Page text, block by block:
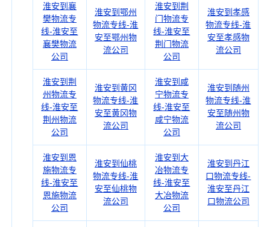
淮安到襄
樊物流专
线-淮安至
襄樊物流
公司
淮安到鄂州
物流专线-淮
安至鄂州物
流公司
淮安到荆
门物流专
线-淮安至
荆门物流
公司
淮安到孝感
物流专线-淮
安至孝感物
流公司
淮安到荆
州物流专
线-淮安至
荆州物流
公司
淮安到黄冈
物流专线-淮
安至黄冈物
流公司
淮安到咸
宁物流专
线-淮安至
咸宁物流
公司
淮安到随州
物流专线-淮
安至随州物
流公司
淮安到恩
施物流专
线-淮安至
恩施物流
公司
淮安到仙桃
物流专线-淮
安至仙桃物
流公司
淮安到大
冶物流专
线-淮安至
大冶物流
公司
淮安到丹江
口物流专线-
淮安至丹江
口物流公司